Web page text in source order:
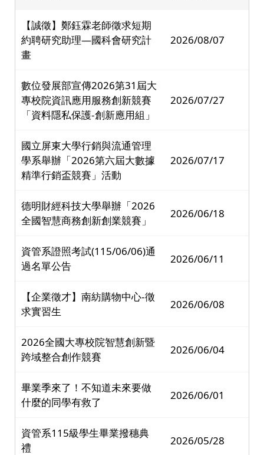
【誠徵】鄭鈺霖老師徵求短期
約聘研究助理—國科會研究計
畫
2026/08/07
數位發展部宣傳2026第31屆大
專校院資訊應用服務創新競賽
「資料隱私保護-創新應用組」
2026/07/27
國立屏東大學行銷與流通管理
學系舉辦「2026第六屆大數據
精準行銷盃競賽」活動
2026/07/17
德明財經科技大學舉辦「2026
全國智慧商務創新創業競賽」
2026/06/18
資管系證照考試(115/06/06)通
過名單公告
2026/06/11
【企業徵才】南紡購物中心-徵
求實習生
2026/06/08
2026全國大專校院智慧創新暨
跨域整合創作競賽
2026/06/04
畢業季來了！不知道未來要做
什麼的同學有救了
2026/06/01
資管系115級學生畢業撥穗典
禮
2026/05/28